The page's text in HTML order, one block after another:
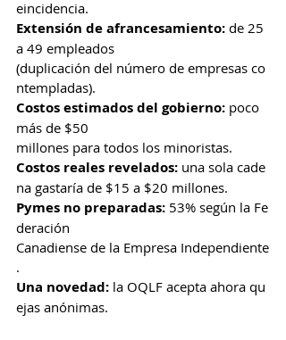
eincidencia.
Extensión de afrancesamiento: de 25
a 49 empleados
(duplicación del número de empresas co
ntempladas).
Costos estimados del gobierno: poco
más de $50
millones para todos los minoristas.
Costos reales revelados: una sola cade
na gastaría de $15 a $20 millones.
Pymes no preparadas: 53% según la Fe
deración
Canadiense de la Empresa Independiente
.
Una novedad: la OQLF acepta ahora qu
ejas anónimas.